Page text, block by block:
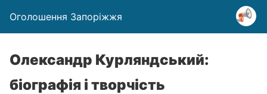
Оголошення Запоріжжя
Олександр Курляндський:
біографія і творчість